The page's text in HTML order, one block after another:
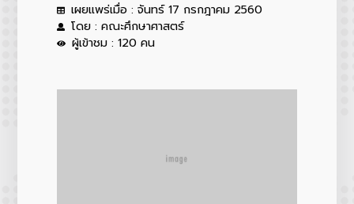
เผยแพร่เมื่อ : จันทร์ 17 กรกฎาคม 2560
โดย : คณะศึกษาศาสตร์
ผู้เข้าชม : 120 คน